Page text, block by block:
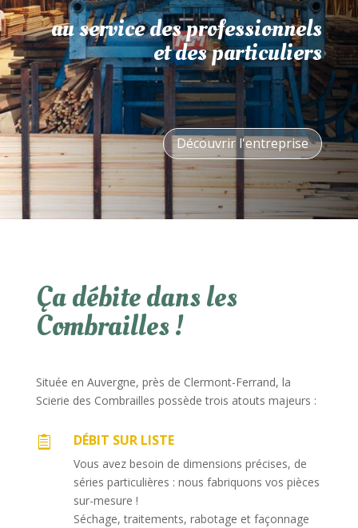
au service des professionnels
et des particuliers
Découvrir l'entreprise
Ça débite dans les
Combrailles !
Située en Auvergne, près de Clermont-Ferrand, la
Scierie des Combrailles possède trois atouts majeurs :
 DÉBIT SUR LISTE
Vous avez besoin de dimensions précises, de
séries particulières : nous fabriquons vos pièces
sur-mesure !
Séchage, traitements, rabotage et façonnage